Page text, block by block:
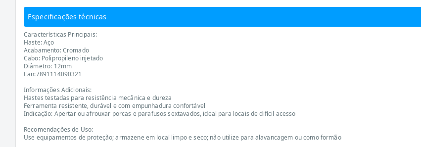
Especificações técnicas
Características Principais:
Haste: Aço
Acabamento: Cromado
Cabo: Polipropileno injetado
Diâmetro: 12mm
Ean:7891114090321
Informações Adicionais:
Hastes testadas para resistência mecânica e dureza
Ferramenta resistente, durável e com empunhadura confortável
Indicação: Apertar ou afrouxar porcas e parafusos sextavados, ideal para locais de difícil acesso
Recomendações de Uso:
Use equipamentos de proteção; armazene em local limpo e seco; não utilize para alavancagem ou como formão